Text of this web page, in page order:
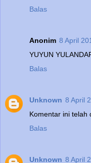
Balas
Anonim 8 April
YUYUN
Balas
Unknown 8 April
Komentar ini telah
Balas
Unknown 8 April